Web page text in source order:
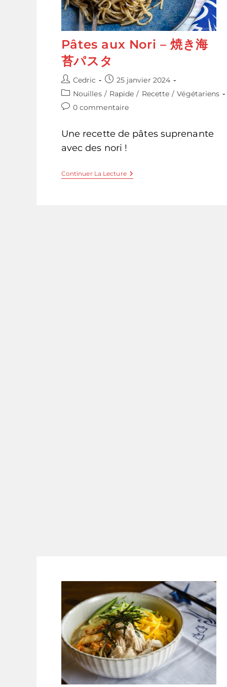
Pâtes aux Nori – 焼き海
苔パスタ
Auteur/autrice
de
la
publication :
Cedric
Publication
publiée :
25 janvier 2024
Post
category:
Nouilles / Rapide / Recette / Végétariens
Commentaires
publication :
0 commentaire
Une recette de pâtes suprenante
avec des nori !
Continuer La LecturePâtes
Aux